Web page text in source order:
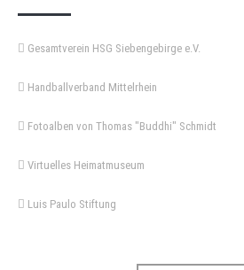
Gesamtverein HSG Siebengebirge e.V.
Handballverband Mittelrhein
Fotoalben von Thomas "Buddhi" Schmidt
Virtuelles Heimatmuseum
Luis Paulo Stiftung